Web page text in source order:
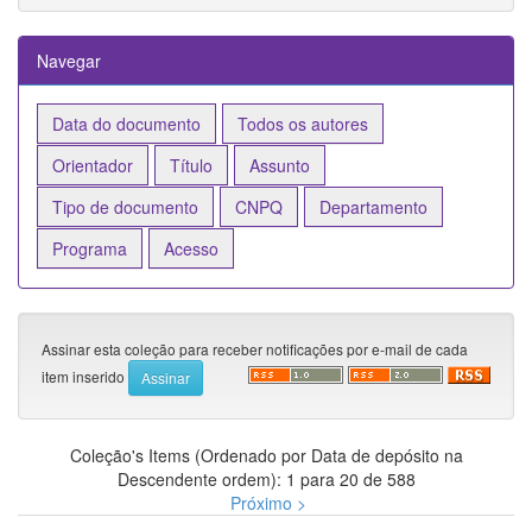
Navegar
Assinar esta coleção para receber notificações por e-mail de cada
item inserido
Coleção's Items (Ordenado por Data de depósito na
Descendente ordem): 1 para 20 de 588
Próximo >